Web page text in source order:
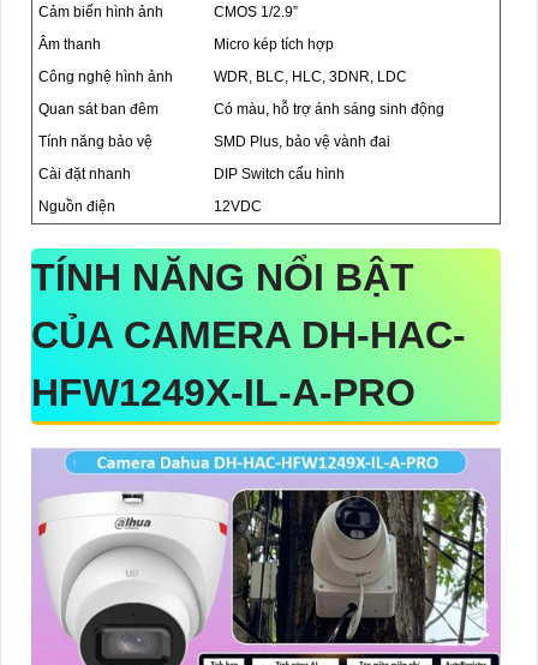
Cảm biến hình ảnh
CMOS 1/2.9”
Âm thanh
Micro kép tích hợp
Công nghệ hình ảnh
WDR, BLC, HLC, 3DNR, LDC
Quan sát ban đêm
Có màu, hỗ trợ ánh sáng sinh động
Tính năng bảo vệ
SMD Plus, bảo vệ vành đai
Cài đặt nhanh
DIP Switch cấu hình
Nguồn điện
12VDC
TÍNH NĂNG NỔI BẬT
CỦA CAMERA DH-HAC-
HFW1249X-IL-A-PRO